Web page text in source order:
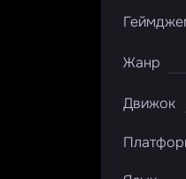
Жанр
Движок